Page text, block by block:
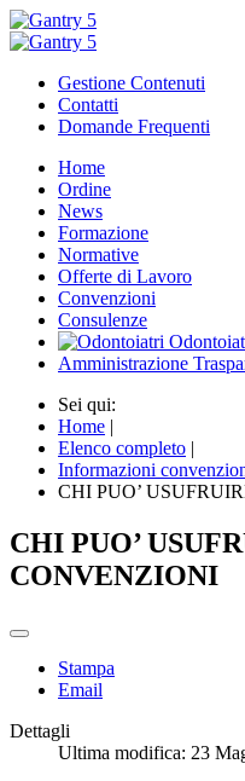
Gestione Contenuti
Contatti
Domande Frequenti
Home
Ordine
News
Formazione
Normative
Offerte di Lavoro
Convenzioni
Consulenze
Amministrazione
Sei qui:
Home |
Elenco completo |
Informazioni
CHI PUO’
CHI PUO’
CONVENZIONI
Stampa
Email
Dettagli
Ultima modifica: 23